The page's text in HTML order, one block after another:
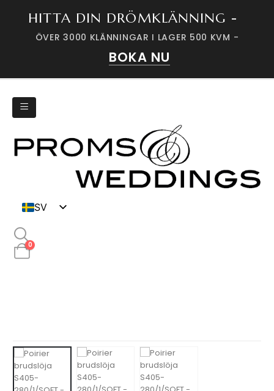
HITTA DIN DRÖMKLÄNNING -
ÖVER 3000 KLÄNNINGAR I LAGER 500 KVM -
BOKA NU
SV
0